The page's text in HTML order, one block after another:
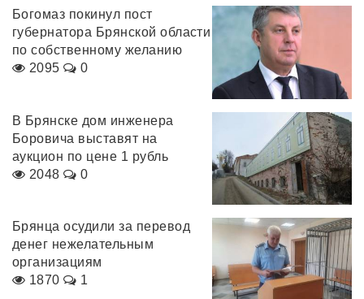
Богомаз покинул пост
губернатора Брянской области
по собственному желанию
2095
0
В Брянске дом инженера
Боровича выставят на
аукцион по цене 1 рубль
2048
0
Брянца осудили за перевод
денег нежелательным
организациям
1870
1